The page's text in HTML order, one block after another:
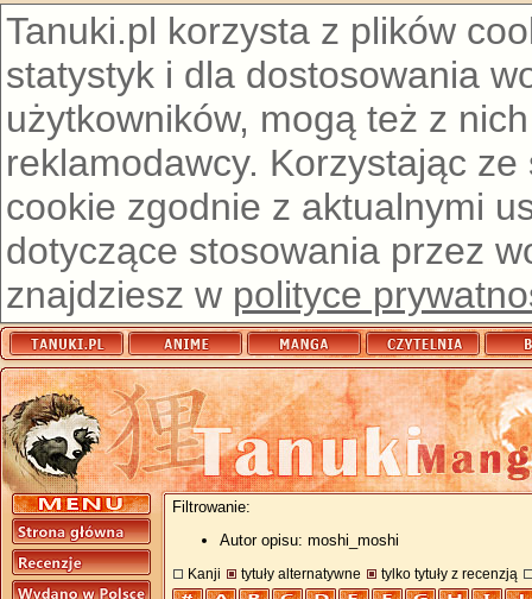
Tanuki.pl korzysta z plików
statystyk i dla dostosowania
użytkowników, mogą też z
reklamodawcy. Korzystając
cookie zgodnie z aktualnymi
dotyczące stosowania przez
znajdziesz w polityce
Filtrowanie:
Autor opisu: moshi_moshi
Kanji tytuły alternatywne tylko tytuły z recenzją